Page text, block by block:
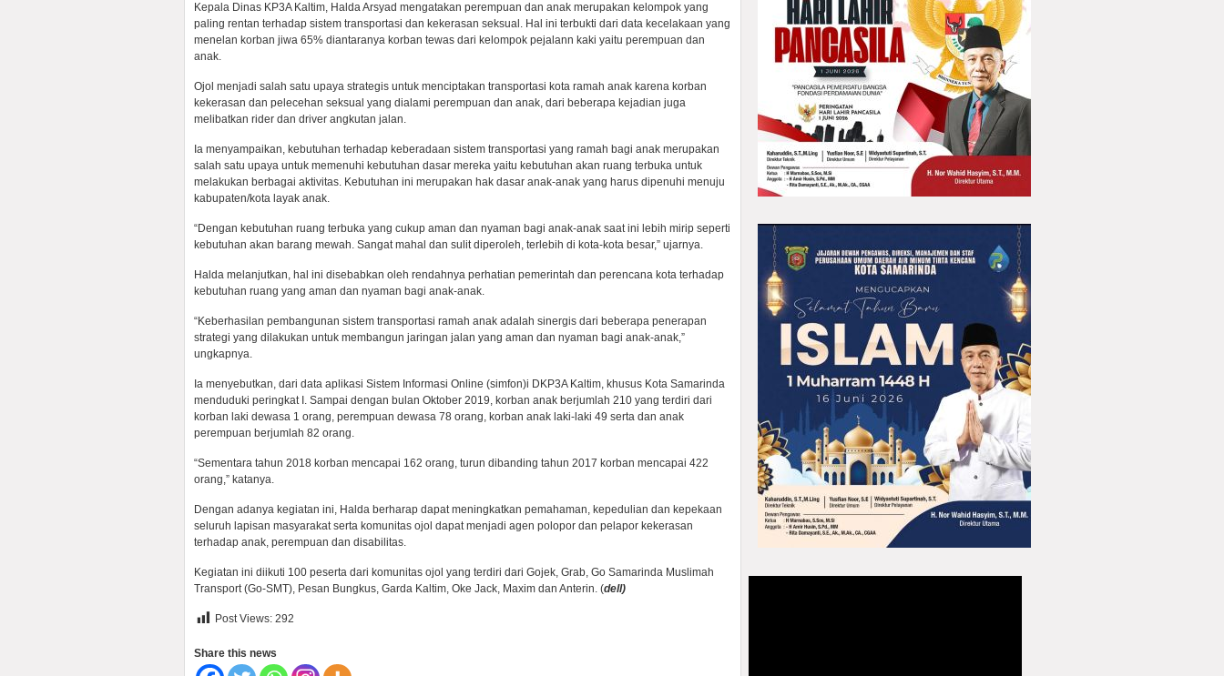
Kepala Dinas KP3A Kaltim, Halda Arsyad mengatakan perempuan dan anak merupakan kelompok yang
paling rentan terhadap sistem transportasi dan kekerasan seksual. Hal ini terbukti dari data kecelakaan yang
menelan korban jiwa 65% diantaranya korban tewas dari kelompok pejalann kaki yaitu perempuan dan
anak.
Ojol menjadi salah satu upaya strategis untuk menciptakan transportasi kota ramah anak karena korban
kekerasan dan pelecehan seksual yang dialami perempuan dan anak, dari beberapa kejadian juga
melibatkan rider dan driver angkutan jalan.
Ia menyampaikan, kebutuhan terhadap keberadaan sistem transportasi yang ramah bagi anak merupakan
salah satu upaya untuk memenuhi kebutuhan dasar mereka yaitu kebutuhan akan ruang terbuka untuk
melakukan berbagai aktivitas. Kebutuhan ini merupakan hak dasar anak-anak yang harus dipenuhi menuju
kabupaten/kota layak anak.
“Dengan kebutuhan ruang terbuka yang cukup aman dan nyaman bagi anak-anak saat ini lebih mirip seperti
kebutuhan akan barang mewah. Sangat mahal dan sulit diperoleh, terlebih di kota-kota besar,” ujarnya.
Halda melanjutkan, hal ini disebabkan oleh rendahnya perhatian pemerintah dan perencana kota terhadap
kebutuhan ruang yang aman dan nyaman bagi anak-anak.
“Keberhasilan pembangunan sistem transportasi ramah anak adalah sinergis dari beberapa penerapan
strategi yang dilakukan untuk membangun jaringan jalan yang aman dan nyaman bagi anak-anak,”
ungkapnya.
Ia menyebutkan, dari data aplikasi Sistem Informasi Online (simfon)i DKP3A Kaltim, khusus Kota Samarinda
menduduki peringkat I. Sampai dengan bulan Oktober 2019, korban anak berjumlah 210 yang terdiri dari
korban laki dewasa 1 orang, perempuan dewasa 78 orang, korban anak laki-laki 49 serta dan anak
perempuan berjumlah 82 orang.
“Sementara tahun 2018 korban mencapai 162 orang, turun dibanding tahun 2017 korban mencapai 422
orang,” katanya.
Dengan adanya kegiatan ini, Halda berharap dapat meningkatkan pemahaman, kepedulian dan kepekaan
seluruh lapisan masyarakat serta komunitas ojol dapat menjadi agen polopor dan pelapor kekerasan
terhadap anak, perempuan dan disabilitas.
Kegiatan ini diikuti 100 peserta dari komunitas ojol yang terdiri dari Gojek, Grab, Go Samarinda Muslimah
Transport (Go-SMT), Pesan Bungkus, Garda Kaltim, Oke Jack, Maxim dan Anterin. (dell)
Post Views: 292
Share this news